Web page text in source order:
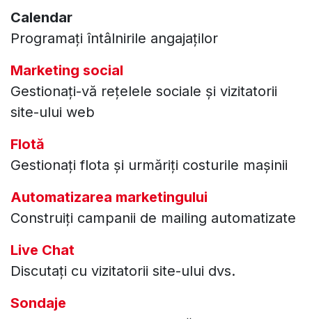
Calendar
Programați întâlnirile angajaților
Marketing social
Gestionați-vă rețelele sociale și vizitatorii
site-ului web
Flotă
Gestionați flota și urmăriți costurile mașinii
Automatizarea marketingului
Construiți campanii de mailing automatizate
Live Chat
Discutați cu vizitatorii site-ului dvs.
Sondaje